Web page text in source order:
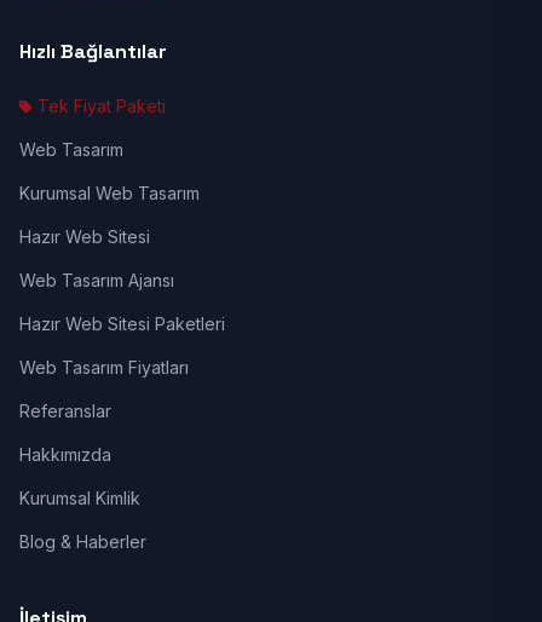
Hızlı Bağlantılar
Tek Fiyat Paketi
Web Tasarım
Kurumsal Web Tasarım
Hazır Web Sitesi
Web Tasarım Ajansı
Hazır Web Sitesi Paketleri
Web Tasarım Fiyatları
Referanslar
Hakkımızda
Kurumsal Kimlik
Blog & Haberler